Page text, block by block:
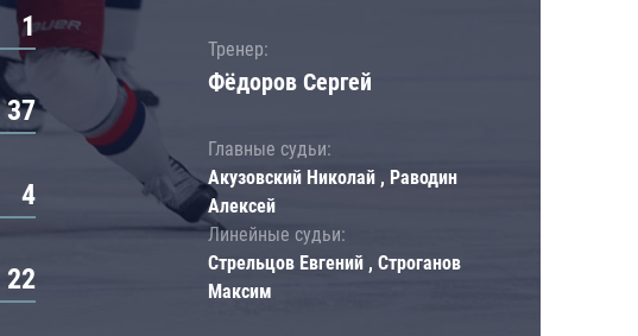
1
37
4
22
Тренер:
Фёдоров Сергей
Главные судьи:
Акузовский Николай , Раводин
Алексей
Линейные судьи:
Стрельцов Евгений , Строганов
Максим